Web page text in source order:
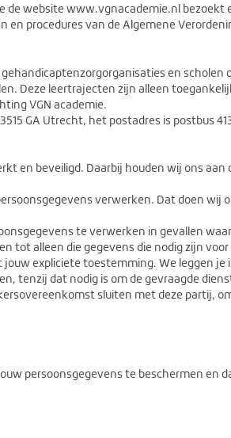
de website www.vgnacademie.nl bezoekt
procedures van de Algemene
en
Deze leertrajecten zijn alleen
VGN academie.
GA Utrecht, het postadres is postbus
en beveiligd. Daarbij houden wij ons
verwerken. Dat doen
te verwerken in gevallen
tot alleen die gegevens die nodig zijn
expliciete toestemming. We leggen
tenzij dat nodig is om de gevraagde
sluiten met deze partij,
persoonsgegevens te beschermen en